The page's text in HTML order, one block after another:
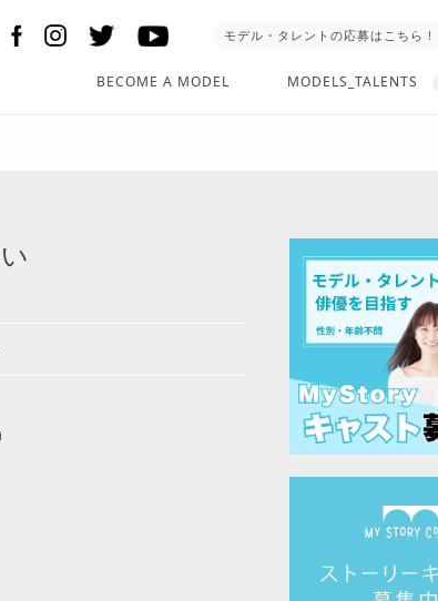
モデル・タレントの応募はこちら！
BECOME A MODEL MODELS_TALENTS